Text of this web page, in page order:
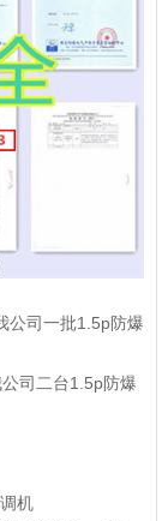
公司一批1.5p防爆
司二台1.5p防爆
机